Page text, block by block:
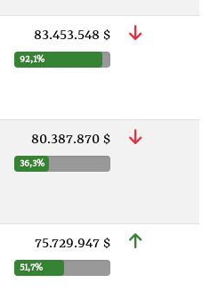
83.453.548 $
92,1%
80.387.870 $
36,3%
75.729.947 $
51,7%